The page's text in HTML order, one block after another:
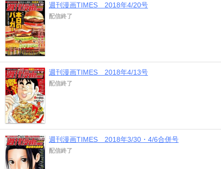
週刊漫画TIMES 2018年4/20号
配信終了
週刊漫画TIMES 2018年4/13号
配信終了
週刊漫画TIMES 2018年3/30・4/6合併号
配信終了